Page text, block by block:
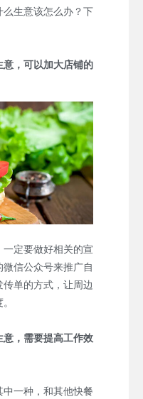
么生意该怎么办？下
，可以加大店铺的
定要做好相关的宣
信公众号来推广自
单的方式，让周边
，需要提高工作效
一种，和其他快餐